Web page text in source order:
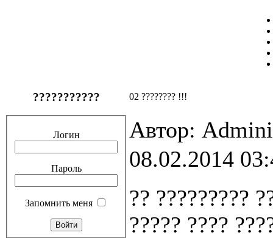
???????????
Логин
Пароль
Запомнить меня
02 ???????? !!!
Автор:
08.02.2014
?? ?????????
????? ????